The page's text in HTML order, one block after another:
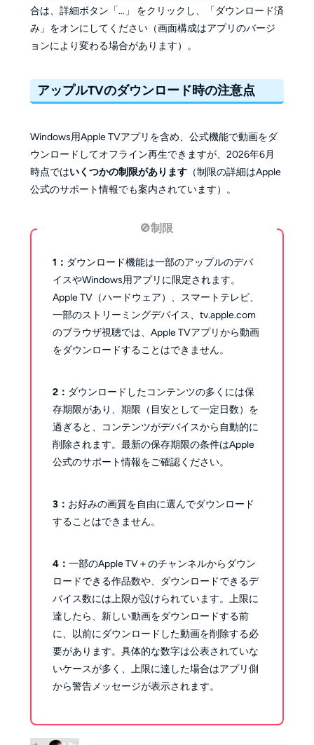
合は、詳細ボタン「…」 をクリックし、「ダウンロード済
み」をオンにしてください（画面構成はアプリのバージ
ョンにより変わる場合があります）。
アップルTVのダウンロード時の注意点
Windows用Apple TVアプリを含め、公式機能で動画をダ
ウンロードしてオフライン再生できますが、2026年6月
時点ではいくつかの制限があります（制限の詳細はApple
公式のサポート情報でも案内されています）。
🚫制限
1： ダウンロード機能は一部のアップルのデバ
イスやWindows用アプリに限定されます。
Apple TV（ハードウェア）、スマートテレビ、
一部のストリーミングデバイス、tv.apple.com
のブラウザ視聴では、Apple TVアプリから動画
をダウンロードすることはできません。
2： ダウンロードしたコンテンツの多くには保
存期限があり、期限（目安として一定日数）を
過ぎると、コンテンツがデバイスから自動的に
削除されます。最新の保存期限の条件はApple
公式のサポート情報をご確認ください。
3： お好みの画質を自由に選んでダウンロード
することはできません。
4： 一部のApple TV＋のチャンネルからダウン
ロードできる作品数や、ダウンロードできるデ
バイス数には上限が設けられています。上限に
達したら、新しい動画をダウンロードする前
に、以前にダウンロードした動画を削除する必
要があります。具体的な数字は公表されていな
いケースが多く、上限に達した場合はアプリ側
から警告メッセージが表示されます。